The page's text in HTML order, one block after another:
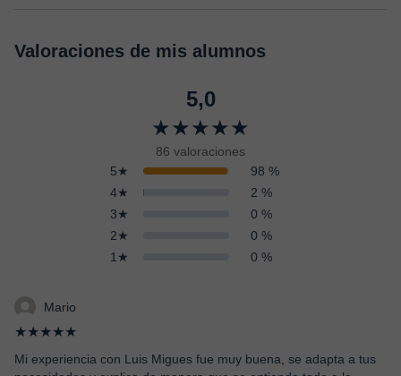
Valoraciones de mis alumnos
5,0
★★★★★
86 valoraciones
5★
98 %
4★
2 %
3★
0 %
2★
0 %
1★
0 %
Mario
★★★★★
Mi experiencia con Luis Migues fue muy buena, se adapta a tus